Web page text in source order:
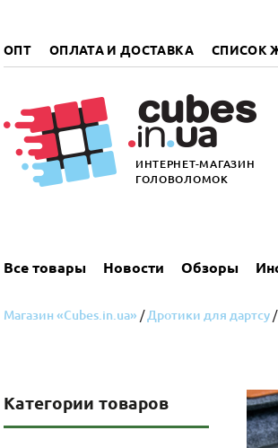
ОПТ ОПЛАТА И ДОСТАВКА СПИСОК
ИНТЕРНЕТ-МАГАЗИН
ГОЛОВОЛОМОК
Все товары Новости Обзоры
Магазин «Cubes.in.ua» /Дротики для дартсу/
Категории товаров